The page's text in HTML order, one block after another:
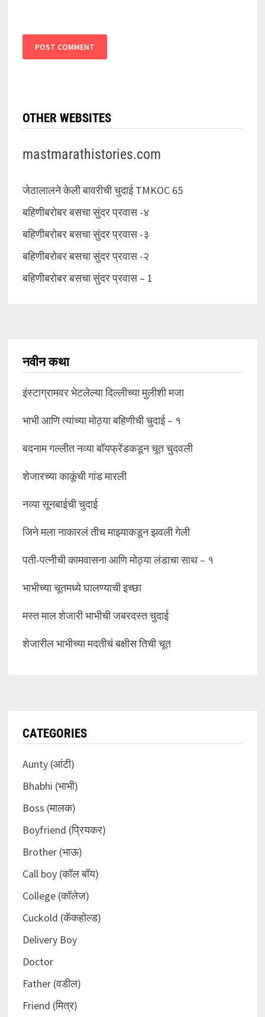
OTHER WEBSITES
mastmarathistories.com
जेठालालने केली बावरीची चुदाई TMKOC 65
बहिणीबरोबर बसचा सुंदर प्रवास -४
बहिणीबरोबर बसचा सुंदर प्रवास -३
बहिणीबरोबर बसचा सुंदर प्रवास -२
बहिणीबरोबर बसचा सुंदर प्रवास – 1
नवीन कथा
इंस्टाग्रामवर भेटलेल्या दिल्लीच्या मुलीशी मजा
भाभी आणि त्यांच्या मोठ्या बहिणीची चुदाई – १
बदनाम गल्लीत नव्या बॉयफ्रेंडकडून चूत चुदवली
शेजारच्या काकूंची गांड मारली
नव्या सूनबाईची चुदाई
जिने मला नाकारलं तीच माझ्याकडून झवली गेली
पती-पत्नीची कामवासना आणि मोठ्या लंडाचा साथ – १
भाभीच्या चूतमध्ये घालण्याची इच्छा
मस्त माल शेजारी भाभीची जबरदस्त चुदाई
शेजारील भाभीच्या मदतीचं बक्षीस तिची चूत
CATEGORIES
Aunty (आंटी)
Bhabhi (भाभी)
Boss (मालक)
Boyfriend (प्रियकर)
Brother (भाऊ)
Call boy (कॉल बॉय)
College (कॉलेज)
Cuckold (कॅकहोल्ड)
Delivery Boy
Doctor
Father (वडील)
Friend (मित्र)